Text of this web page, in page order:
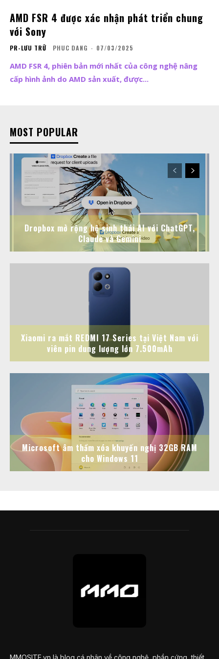
AMD FSR 4 được xác nhận phát triển chung
với Sony
PR-LƯU TRỮ PHUC DANG - 07/03/2025
AMD FSR 4, phiên bản mới nhất của công nghệ nâng
cấp hình ảnh do AMD sản xuất, được...
MOST POPULAR
Dropbox mở rộng hệ sinh thái AI với ChatGPT,
Claude và Gemini
Xiaomi ra mắt REDMI 17 Series tại Việt Nam với
viên pin dung lượng lớn 7.500mAh
Microsoft âm thầm xóa khuyến nghị 32GB RAM
cho Windows 11
MMOSITE.vn là blog cá nhân về công nghệ, phần cứng, thiết